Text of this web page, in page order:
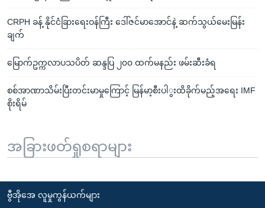
CRPH ခန့် နိုင်ငံခြားရေးဝန်ကြီး ဒေါ်ဇင်မာအောင်နဲ့ ဆက်သွယ်မေးမြန်း
ချက်
မြောက်ဥက္ကလာပသပိတ် ဆန္ဒပြ ၂၀၀ ထက်မနည်း ဖမ်းဆီးခံရ
စစ်အာဏာသိမ်းပြီးတင်းမာမှုကြောင့် မြန်မာ့စီးပါွးထိခိုက်မည့်အရေး IMF
စိုးရိမ်
အခြားဖတ်ရှုစရာများ
ဗွီအိုအေ လူမှုကွန်ယက်များ